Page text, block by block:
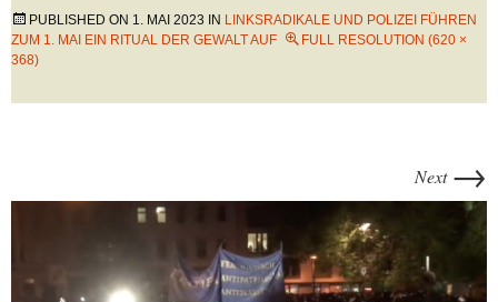
PUBLISHED ON 1. MAI 2023 IN LINKSRADIKALE UND POLIZEI FÜHREN
ZUM 1. MAI EIN RITUAL DER GEWALT AUF
FULL RESOLUTION (620 ×
368)
Next →